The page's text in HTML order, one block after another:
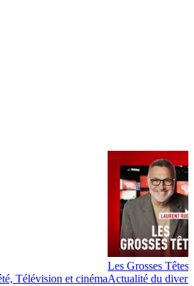
Télévision et cinéma
Les Grosses Têtes
Actualité du